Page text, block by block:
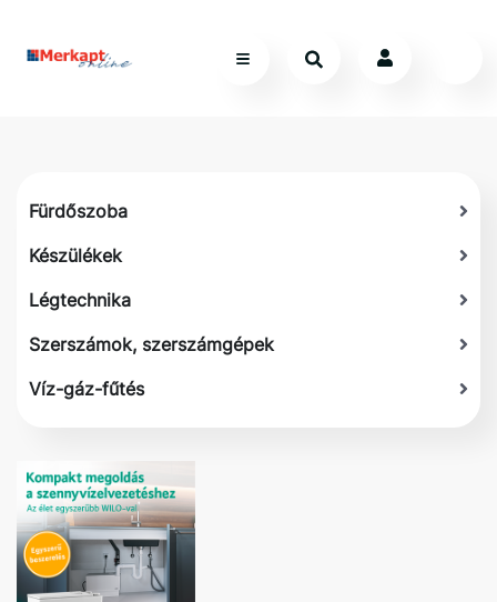
Fürdőszoba
Készülékek
Légtechnika
Szerszámok, szerszámgépek
Víz-gáz-fűtés